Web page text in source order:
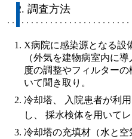
2. 調査方法
X病院に感染源となる設
（外気を建物病室内に
度の調整やフィルター
いて聞き取り。
冷却塔、 入院患者が利
し、 採水検体を用いて
冷却塔の充填材（水と